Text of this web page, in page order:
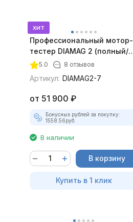
хит
Профессиональный мотор-
тестер DIAMAG 2 (полный/
максимальный комплект)
5.0 8 отзывов
Артикул: DIAMAG2-7
от 51 900 ₽
Бонусных рублей за покупку:
1558.56руб.
В наличии
В корзину
Купить в 1 клик